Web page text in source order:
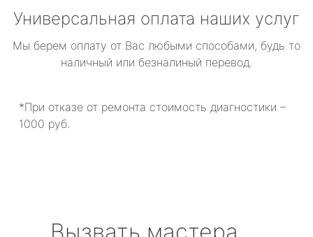
Универсальная оплата наших услуг
Мы берем оплату от Вас любыми способами, будь то
наличный или безналиный перевод.
*При отказе от ремонта стоимость диагностики –
1000 руб.